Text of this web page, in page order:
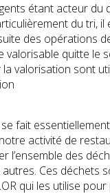
étant acteur du
du tri, il
des opérations
valorisable quitte le
valorisation sont
fait
activité de
l’ensemble des
Ces déchets
qui les utilise